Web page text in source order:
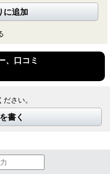
に追加
、口コミ
さい。
書く